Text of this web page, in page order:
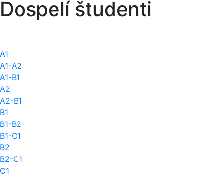
Dospelí študenti
A1
A1-A2
A1-B1
A2
A2-B1
B1
B1-B2
B1-C1
B2
B2-C1
C1